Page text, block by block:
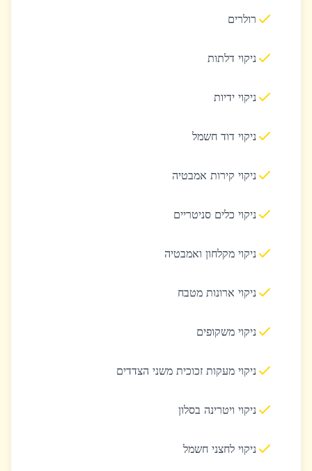
רולרים
ניקוי דלתות
ניקוי ידיות
ניקוי דוד חשמל
ניקוי קירות אמבטיה
ניקוי כלים סניטריים
ניקוי מקלחון ואמבטיה
ניקוי ארונות מטבח
ניקוי משקופים
ניקוי מעקות זכוכית משני הצדדים
ניקוי ויטרינה בסלון
ניקוי לחצני חשמל